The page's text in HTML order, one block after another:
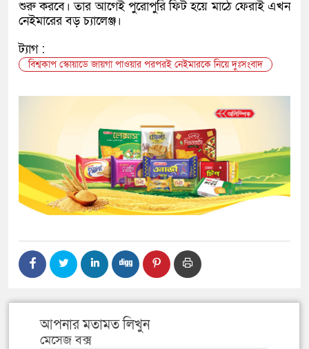
শুরু করবে। তার আগেই পুরোপুরি ফিট হয়ে মাঠে ফেরাই এখন
নেইমারের বড় চ্যালেঞ্জ।
ট্যাগ :
বিশ্বকাপ স্কোয়াডে জায়গা পাওয়ার পরপরই নেইমারকে নিয়ে দুঃসংবাদ
আপনার মতামত লিখুন
মেসেজ বক্স